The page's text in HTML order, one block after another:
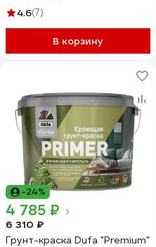
4.6(7)
В корзину
-24%
4 785 ₽
6 310 ₽
Грунт-краска Dufa "Premium"